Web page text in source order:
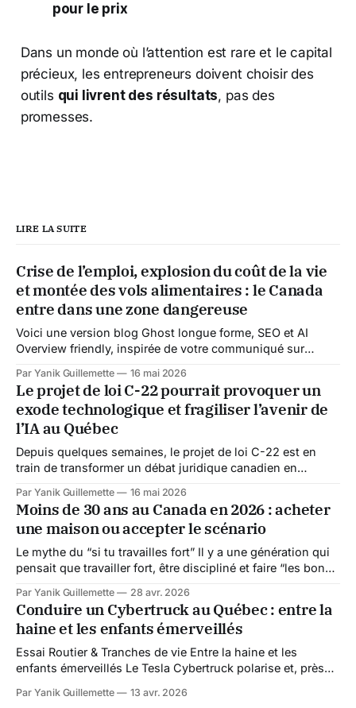
pour le prix
Dans un monde où l’attention est rare et le capital
précieux, les entrepreneurs doivent choisir des
outils qui livrent des résultats, pas des
promesses.
LIRE LA SUITE
Crise de l’emploi, explosion du coût de la vie
et montée des vols alimentaires : le Canada
entre dans une zone dangereuse
Voici une version blog Ghost longue forme, SEO et AI
Overview friendly, inspirée de votre communiqué sur
2026, quelque chose semble se fissurer profondément au
Canada. Pendant des années, les Canadiens ont été
habitués à entendre que le
Par Yanik Guillemette 16 mai 2026
Le projet de loi C-22 pourrait provoquer un
exode technologique et fragiliser l’avenir de
l’IA au Québec
Depuis quelques semaines, le projet de loi C-22 est en
train de transformer un débat juridique canadien en
plusieurs observateurs considéraient cette législation
comme un simple élargissement des pouvoirs d’enquête
numériques de l’État. Mais la réaction extrêmement hostile
de l’industrie
Par Yanik Guillemette 16 mai 2026
Moins de 30 ans au Canada en 2026 : acheter
une maison ou accepter le scénario
Le mythe du “si tu travailles fort” Il y a une génération qui
pensait que travailler fort, être discipliné et faire “les bons
visiter des maisons à 650 000 $ en se demandant si le
sous-sol humide pas fini est
Par Yanik Guillemette 28 avr. 2026
Conduire un Cybertruck au Québec : entre la
haine et les enfants émerveillés
Essai Routier & Tranches de vie Entre la haine et les
enfants émerveillés Le Tesla Cybertruck polarise et, près
vous partager cette expérience hors du commun. Le 21
Par Yanik Guillemette 13 avr. 2026